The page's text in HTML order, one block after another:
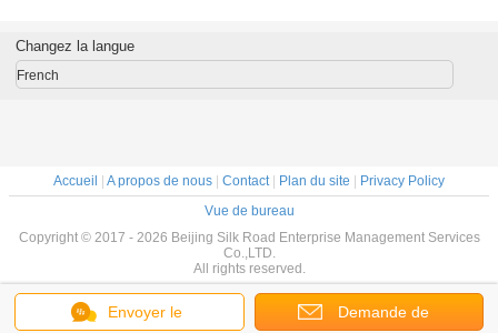
à
à
laminée à froid
6mm/de 8mm
navire
Envoyer le Demande de
Changez la langue
French
Accueil A propos de nous Contact| Plan du site
Privacy Policy
Vue de bureau
Copyright © 2017 - 2026 Beijing Silk Road Enterprise Management Services
Co.,LTD.
All rights reserved.